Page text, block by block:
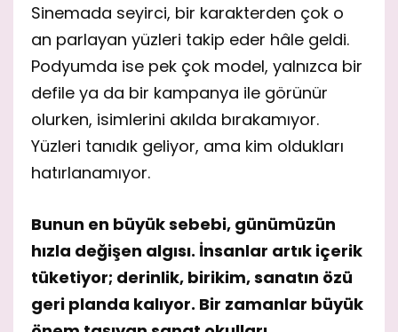
Sinemada seyirci, bir karakterden çok o
an parlayan yüzleri takip eder hâle geldi.
Podyumda ise pek çok model, yalnızca bir
defile ya da bir kampanya ile görünür
olurken, isimlerini akılda bırakamıyor.
Yüzleri tanıdık geliyor, ama kim oldukları
hatırlanamıyor.
Bunun en büyük sebebi, günümüzün
hızla değişen algısı. İnsanlar artık içerik
tüketiyor; derinlik, birikim, sanatın özü
geri planda kalıyor. Bir zamanlar büyük